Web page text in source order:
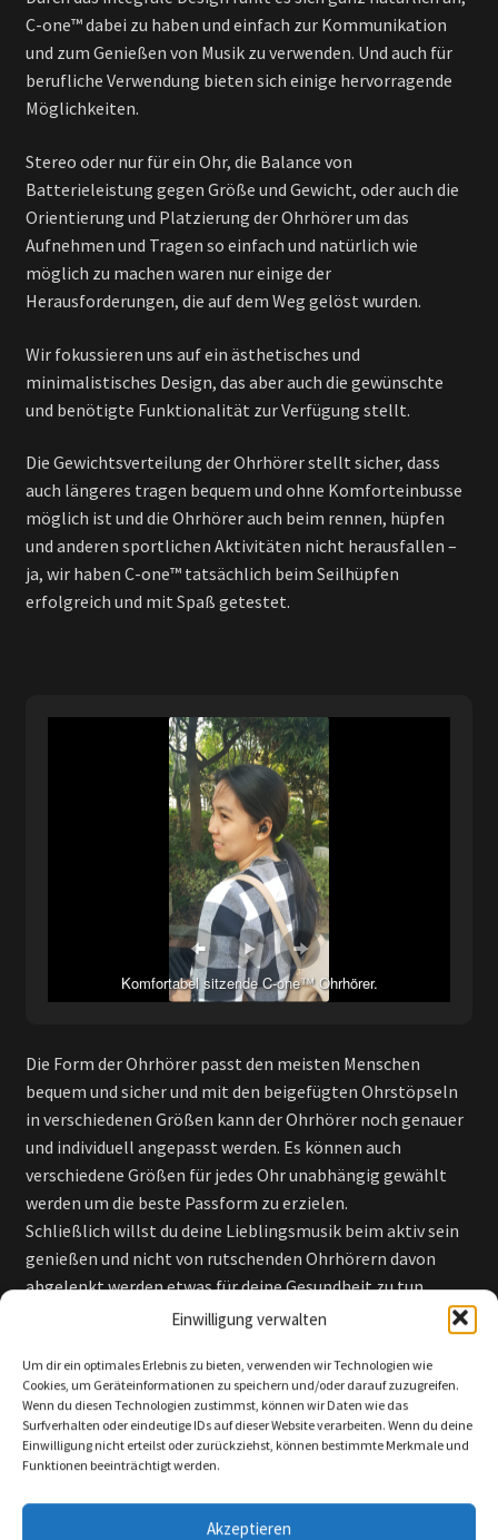
Einwilligung verwalten
Um dir ein optimales Erlebnis zu bieten, verwenden wir Technologien wie
Cookies, um Geräteinformationen zu speichern und/oder darauf zuzugreifen.
Wenn du diesen Technologien zustimmst, können wir Daten wie das
Surfverhalten oder eindeutige IDs auf dieser Website verarbeiten. Wenn du deine
Einwilligung nicht erteilst oder zurückziehst, können bestimmte Merkmale und
Funktionen beeinträchtigt werden.
Akzeptieren
C-one™ dabei zu haben und einfach zur Kommunikation
und zum Genießen von Musik zu verwenden. Und auch für
berufliche Verwendung bieten sich einige hervorragende
Möglichkeiten.
Stereo oder nur für ein Ohr, die Balance von
Batterieleistung gegen Größe und Gewicht, oder auch die
Orientierung und Platzierung der Ohrhörer um das
Aufnehmen und Tragen so einfach und natürlich wie
möglich zu machen waren nur einige der
Herausforderungen, die auf dem Weg gelöst wurden.
Wir fokussieren uns auf ein ästhetisches und
minimalistisches Design, das aber auch die gewünschte
und benötigte Funktionalität zur Verfügung stellt.
Die Gewichtsverteilung der Ohrhörer stellt sicher, dass
auch längeres tragen bequem und ohne Komforteinbusse
möglich ist und die Ohrhörer auch beim rennen, hüpfen
und anderen sportlichen Aktivitäten nicht herausfallen –
ja, wir haben C-one™ tatsächlich beim Seilhüpfen
erfolgreich und mit Spaß getestet.
Komfortabel sitzende C-one™ Ohrhörer.
Die Form der Ohrhörer passt den meisten Menschen
bequem und sicher und mit den beigefügten Ohrstöpseln
in verschiedenen Größen kann der Ohrhörer noch genauer
und individuell angepasst werden. Es können auch
verschiedene Größen für jedes Ohr unabhängig gewählt
werden um die beste Passform zu erzielen.
Schließlich willst du deine Lieblingsmusik beim aktiv sein
genießen und nicht von rutschenden Ohrhörern davon
abgelenkt werden etwas für deine Gesundheit zu tun.